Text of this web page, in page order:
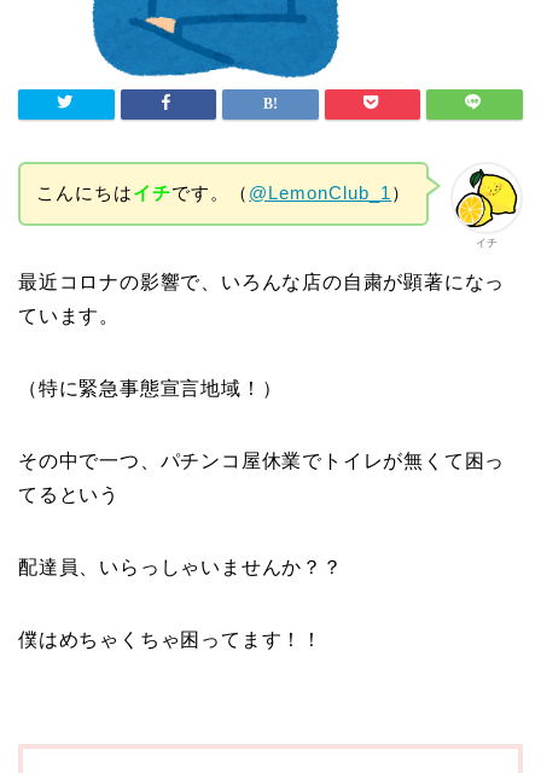
イチ
こんにちはイチです。（ @LemonClub_1 ）
最近コロナの影響で、いろんな店の自粛が顕著になっ
ています。
（特に緊急事態宣言地域！）
その中で一つ、パチンコ屋休業でトイレが無くて困っ
てるという
配達員、いらっしゃいませんか？？
僕はめちゃくちゃ困ってます！！